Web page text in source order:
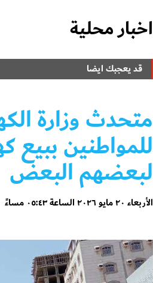
اخبار محلية
قد يعجبك ايضا
متحدث وزارة
للمواطنين ببيع
لبعضهم البعض
الأربعاء ٢٠ مايو ٢٠٢٦ الساعة ٠٥:٤٣ مساءً